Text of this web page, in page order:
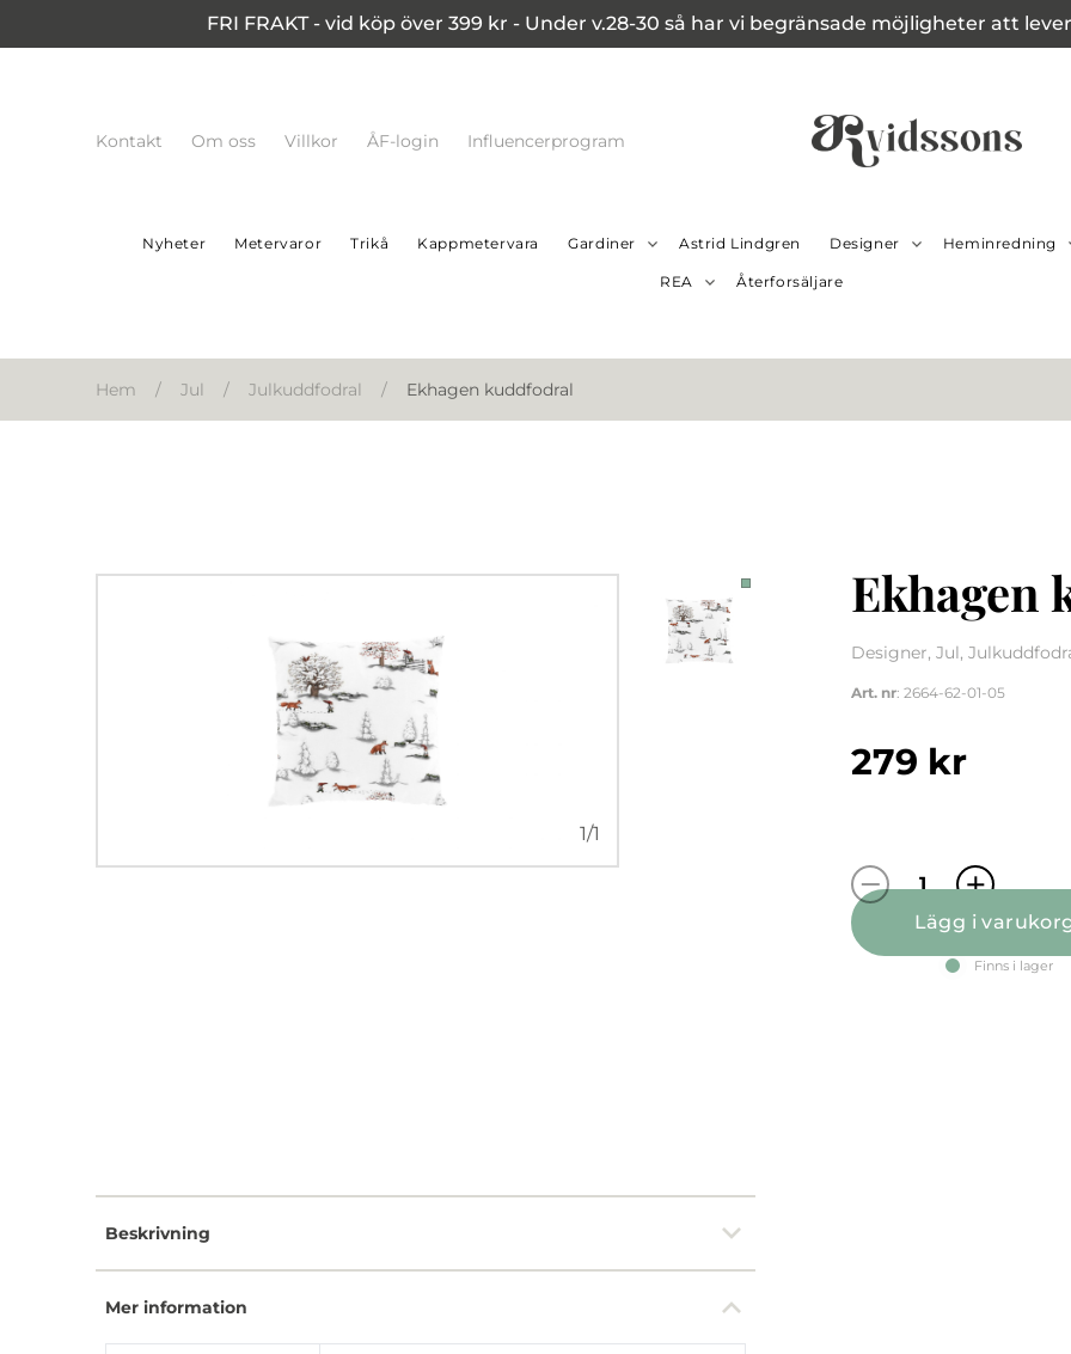
FRI FRAKT - vid köp över 399 kr - Under v.28-30 så har vi begränsade möjligheter att
Kontakt Om oss Villkor ÅF-login Influencerprogram
Nyheter Metervaror Trikå Kappmetervara Gardiner Astrid Lindgren Designer Heminredning
REA Återforsäljare
Hem / Jul / Julkuddfodral / Ekhagen kuddfodral
1/1
Ekhagen
Designer, Jul,
Art. nr: 2664-62-01-05
279 kr
Ekhagen
Lägg i
Finns i lager
Beskrivning
Mer information